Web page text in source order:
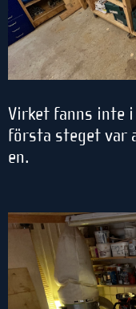
Virket fanns inte
första steget var
en.